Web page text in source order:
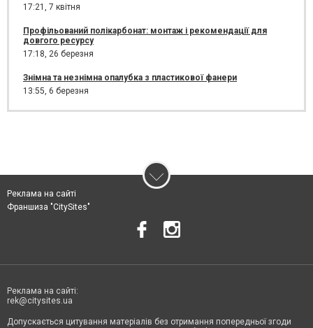
17:21, 7 квітня
Профільований полікарбонат: монтаж і рекомендації для
довгого ресурсу
17:18, 26 березня
Знімна та незнімна опалубка з пластикової фанери
13:55, 6 березня
Реклама на сайті
Франшиза "CitySites"
Реклама на сайті:
rek@citysites.ua
Допускається цитування матеріалів без отримання попередньої згоди